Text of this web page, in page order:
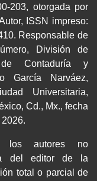
203, otorgada por
ISSN impreso:
Responsable de
División de
Contaduría y
García Narváez,
Universitaria,
Cd., Mx., fecha
los autores no
del editor de la
total o parcial de